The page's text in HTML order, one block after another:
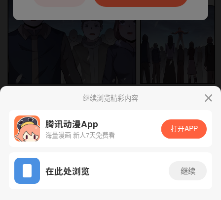
App免费看
下一话 腾漫App免费看
继续浏览精彩内容
腾讯动漫App
海量漫画 新人7天免费看
打开APP
在此处浏览 继续